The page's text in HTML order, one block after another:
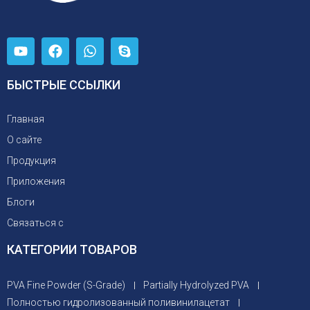
БЫСТРЫЕ ССЫЛКИ
Главная
О сайте
Продукция
Приложения
Блоги
Связаться с
КАТЕГОРИИ ТОВАРОВ
PVA Fine Powder (S-Grade)
Partially Hydrolyzed PVA
Полностью гидролизованный поливинилацетат